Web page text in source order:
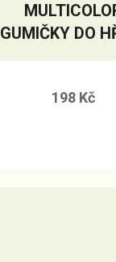
GUMIČKY DO
S
198 Kč